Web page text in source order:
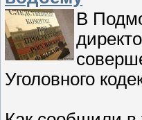
В
Уголовного